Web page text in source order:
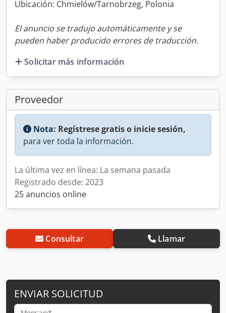
Ubicación: Chmielów/Tarnobrzeg, Polonia
El anuncio se tradujo automáticamente y se
pueden haber producido errores de traducción.
Solicitar más información
Proveedor
Nota: Regístrese gratis o inicie sesión,
para ver toda la información.
La última vez en línea: La semana pasada
Registrado desde: 2023
25 anuncios online
Consultar Llamar
ENVIAR SOLICITUD